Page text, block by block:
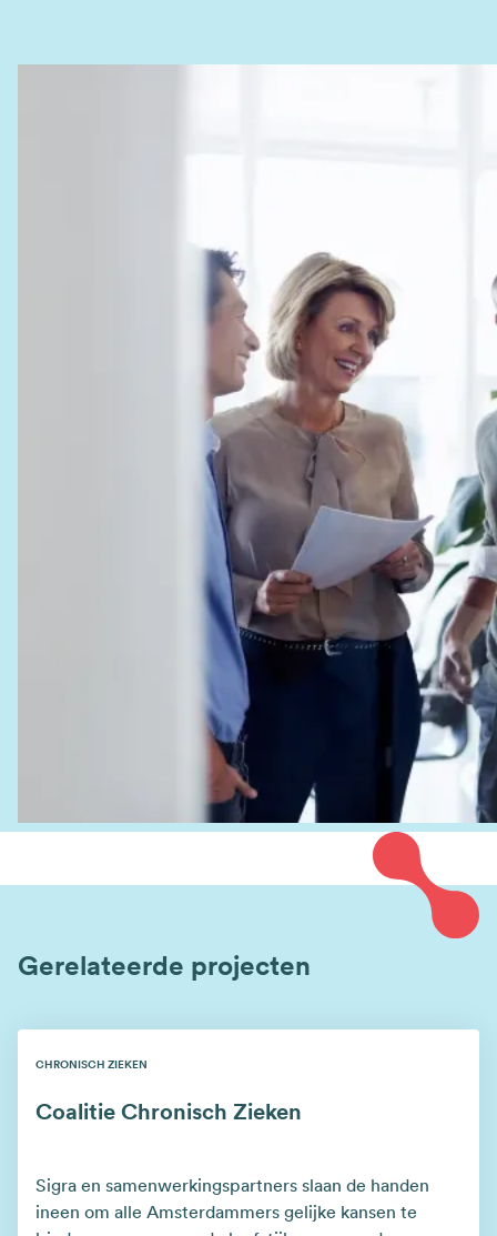
Gerelateerde projecten
Coalitie Chronisch Zieken
CHRONISCH ZIEKEN
Sigra en samenwerkingspartners slaan de handen
ineen om alle Amsterdammers gelijke kansen te